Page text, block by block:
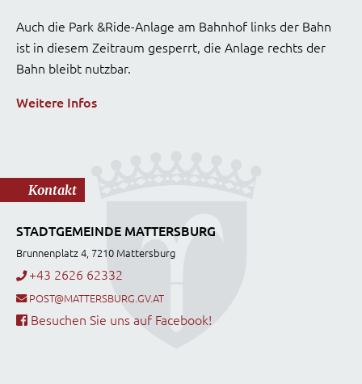
Auch die Park &Ride-Anlage am Bahnhof links der Bahn
ist in diesem Zeitraum gesperrt, die Anlage rechts der
Bahn bleibt nutzbar.
Weitere Infos
Kontakt
STADTGEMEINDE MATTERSBURG
Brunnenplatz 4, 7210 Mattersburg
+43 2626 62332
POST@MATTERSBURG.GV.AT
Besuchen Sie uns auf Facebook!